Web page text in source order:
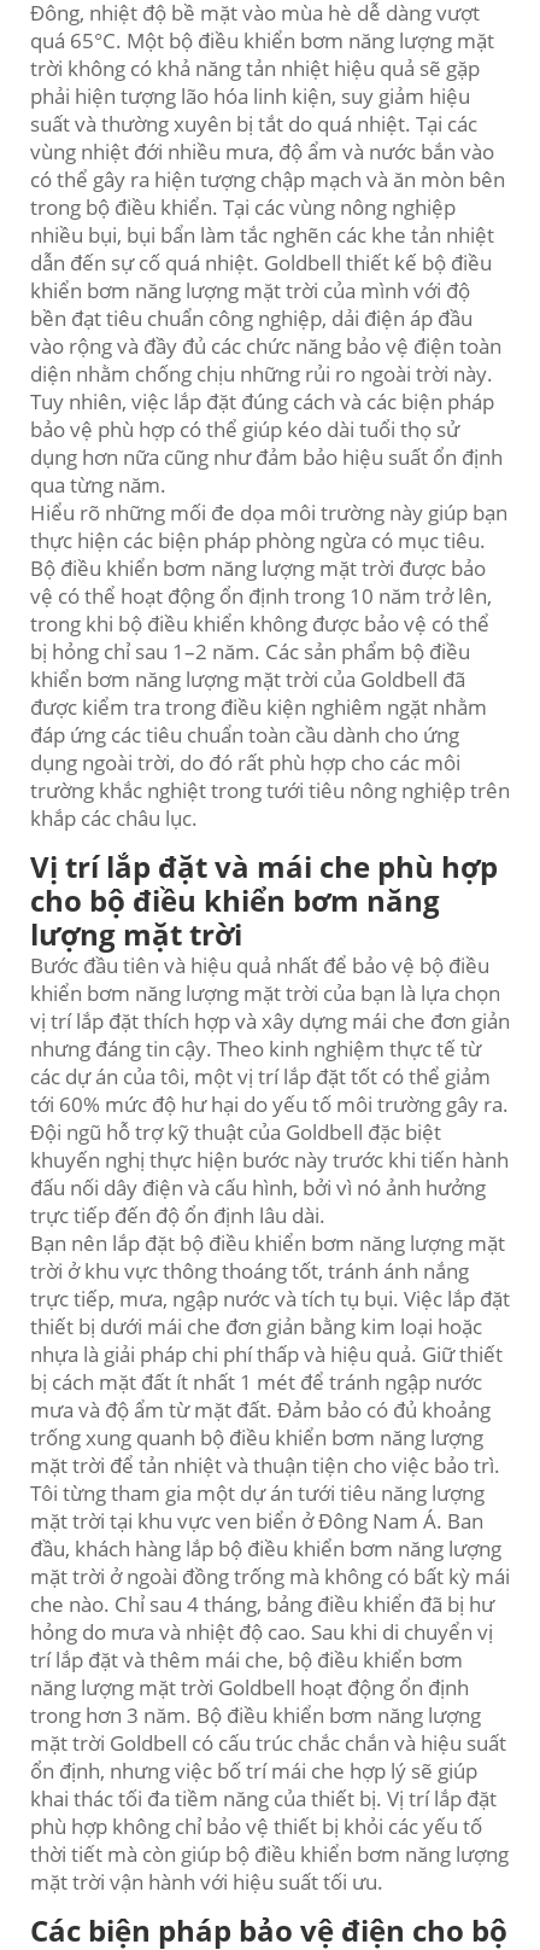
Đông, nhiệt độ bề mặt vào mùa hè dễ dàng vượt
quá 65°C. Một bộ điều khiển bơm năng lượng mặt
trời không có khả năng tản nhiệt hiệu quả sẽ gặp
phải hiện tượng lão hóa linh kiện, suy giảm hiệu
suất và thường xuyên bị tắt do quá nhiệt. Tại các
vùng nhiệt đới nhiều mưa, độ ẩm và nước bắn vào
có thể gây ra hiện tượng chập mạch và ăn mòn bên
trong bộ điều khiển. Tại các vùng nông nghiệp
nhiều bụi, bụi bẩn làm tắc nghẽn các khe tản nhiệt
dẫn đến sự cố quá nhiệt. Goldbell thiết kế bộ điều
khiển bơm năng lượng mặt trời của mình với độ
bền đạt tiêu chuẩn công nghiệp, dải điện áp đầu
vào rộng và đầy đủ các chức năng bảo vệ điện toàn
diện nhằm chống chịu những rủi ro ngoài trời này.
Tuy nhiên, việc lắp đặt đúng cách và các biện pháp
bảo vệ phù hợp có thể giúp kéo dài tuổi thọ sử
dụng hơn nữa cũng như đảm bảo hiệu suất ổn định
qua từng năm.
Hiểu rõ những mối đe dọa môi trường này giúp bạn
thực hiện các biện pháp phòng ngừa có mục tiêu.
Bộ điều khiển bơm năng lượng mặt trời được bảo
vệ có thể hoạt động ổn định trong 10 năm trở lên,
trong khi bộ điều khiển không được bảo vệ có thể
bị hỏng chỉ sau 1–2 năm. Các sản phẩm bộ điều
khiển bơm năng lượng mặt trời của Goldbell đã
được kiểm tra trong điều kiện nghiêm ngặt nhằm
đáp ứng các tiêu chuẩn toàn cầu dành cho ứng
dụng ngoài trời, do đó rất phù hợp cho các môi
trường khắc nghiệt trong tưới tiêu nông nghiệp trên
khắp các châu lục.
Vị trí lắp đặt và mái che phù hợp
cho bộ điều khiển bơm năng
lượng mặt trời
Bước đầu tiên và hiệu quả nhất để bảo vệ bộ điều
khiển bơm năng lượng mặt trời của bạn là lựa chọn
vị trí lắp đặt thích hợp và xây dựng mái che đơn giản
nhưng đáng tin cậy. Theo kinh nghiệm thực tế từ
các dự án của tôi, một vị trí lắp đặt tốt có thể giảm
tới 60% mức độ hư hại do yếu tố môi trường gây ra.
Đội ngũ hỗ trợ kỹ thuật của Goldbell đặc biệt
khuyến nghị thực hiện bước này trước khi tiến hành
đấu nối dây điện và cấu hình, bởi vì nó ảnh hưởng
trực tiếp đến độ ổn định lâu dài.
Bạn nên lắp đặt bộ điều khiển bơm năng lượng mặt
trời ở khu vực thông thoáng tốt, tránh ánh nắng
trực tiếp, mưa, ngập nước và tích tụ bụi. Việc lắp đặt
thiết bị dưới mái che đơn giản bằng kim loại hoặc
nhựa là giải pháp chi phí thấp và hiệu quả. Giữ thiết
bị cách mặt đất ít nhất 1 mét để tránh ngập nước
mưa và độ ẩm từ mặt đất. Đảm bảo có đủ khoảng
trống xung quanh bộ điều khiển bơm năng lượng
mặt trời để tản nhiệt và thuận tiện cho việc bảo trì.
Tôi từng tham gia một dự án tưới tiêu năng lượng
mặt trời tại khu vực ven biển ở Đông Nam Á. Ban
đầu, khách hàng lắp bộ điều khiển bơm năng lượng
mặt trời ở ngoài đồng trống mà không có bất kỳ mái
che nào. Chỉ sau 4 tháng, bảng điều khiển đã bị hư
hỏng do mưa và nhiệt độ cao. Sau khi di chuyển vị
trí lắp đặt và thêm mái che, bộ điều khiển bơm
năng lượng mặt trời Goldbell hoạt động ổn định
trong hơn 3 năm. Bộ điều khiển bơm năng lượng
mặt trời Goldbell có cấu trúc chắc chắn và hiệu suất
ổn định, nhưng việc bố trí mái che hợp lý sẽ giúp
khai thác tối đa tiềm năng của thiết bị. Vị trí lắp đặt
phù hợp không chỉ bảo vệ thiết bị khỏi các yếu tố
thời tiết mà còn giúp bộ điều khiển bơm năng lượng
mặt trời vận hành với hiệu suất tối ưu.
Các biện pháp bảo vệ điện cho bộ